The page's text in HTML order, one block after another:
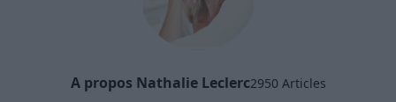
A propos Nathalie Leclerc2950 Articles